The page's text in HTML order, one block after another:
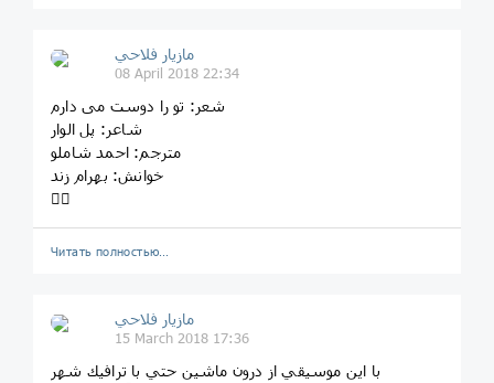
مازيار فلاحي
08 April 2018 22:34
شعر: تو را دوست می دارم
شاعر: پل الوار
مترجم: احمد شاملو
خوانش: بهرام زند
👆🏼
Читать полностью…
مازيار فلاحي
15 March 2018 17:36
با اين موسيقي از درون ماشين حتي با ترافيك شهر